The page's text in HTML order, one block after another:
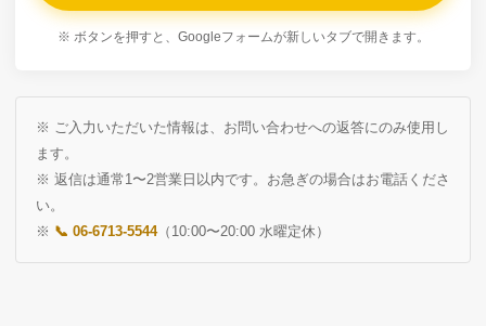
※ ボタンを押すと、Googleフォームが新しいタブで開きます。
※ ご入力いただいた情報は、お問い合わせへの返答にのみ使用し
ます。
※ 返信は通常1〜2営業日以内です。お急ぎの場合はお電話くださ
い。
※ 📞 06-6713-5544（10:00〜20:00 水曜定休）